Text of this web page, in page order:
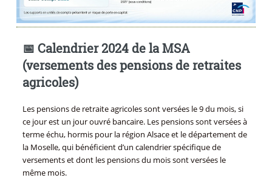
📅 Calendrier 2024 de la MSA
(versements des pensions de retraites
agricoles)
Les pensions de retraite agricoles sont versées le 9 du mois, si
ce jour est un jour ouvré bancaire. Les pensions sont versées à
terme échu, hormis pour la région Alsace et le département de
la Moselle, qui bénéficient d’un calendrier spécifique de
versements et dont les pensions du mois sont versées le
même mois.